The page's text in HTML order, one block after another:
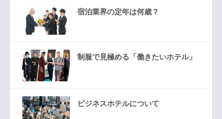
宿泊業界の定年は何歳？
制服で見極める「働きたいホテル」
ビジネスホテルについて